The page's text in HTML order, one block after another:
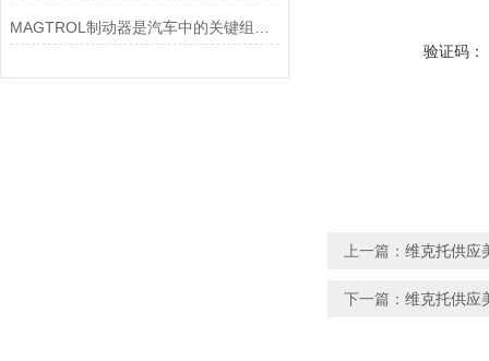
验证码：
上一篇： 维克托供应
下一篇： 维克托供应